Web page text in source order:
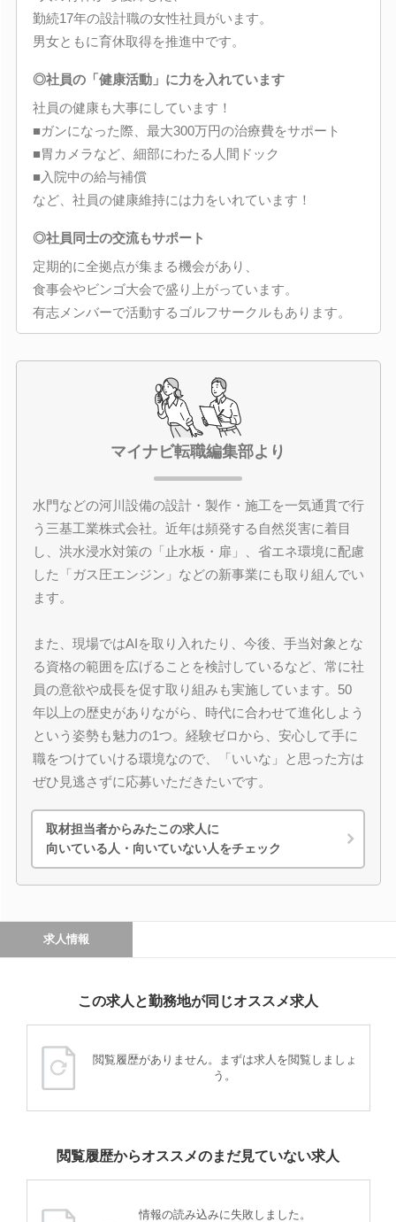
勤続17年の設計職の女性社員がいます。
男女ともに育休取得を推進中です。
◎社員の「健康活動」に力を入れています
社員の健康も大事にしています！
■ガンになった際、最大300万円の治療費をサポート
■胃カメラなど、細部にわたる人間ドック
■入院中の給与補償
など、社員の健康維持には力をいれています！
◎社員同士の交流もサポート
定期的に全拠点が集まる機会があり、
食事会やビンゴ大会で盛り上がっています。
有志メンバーで活動するゴルフサークルもあります。
マイナビ転職編集部より
水門などの河川設備の設計・製作・施工を一気通貫で行
う三基工業株式会社。近年は頻発する自然災害に着目
し、洪水浸水対策の「止水板・扉」、省エネ環境に配慮
した「ガス圧エンジン」などの新事業にも取り組んでい
ます。
また、現場ではAIを取り入れたり、今後、手当対象とな
る資格の範囲を広げることを検討しているなど、常に社
員の意欲や成長を促す取り組みも実施しています。50
年以上の歴史がありながら、時代に合わせて進化しよう
という姿勢も魅力の1つ。経験ゼロから、安心して手に
職をつけていける環境なので、「いいな」と思った方は
ぜひ見逃さずに応募いただきたいです。
取材担当者からみたこの求人に
向いている人・向いていない人をチェック
求人情報
この求人と勤務地が同じオススメ求人
閲覧履歴がありません。まずは求人を閲覧しましょ
う。
閲覧履歴からオススメのまだ見ていない求人
情報の読み込みに失敗しました。